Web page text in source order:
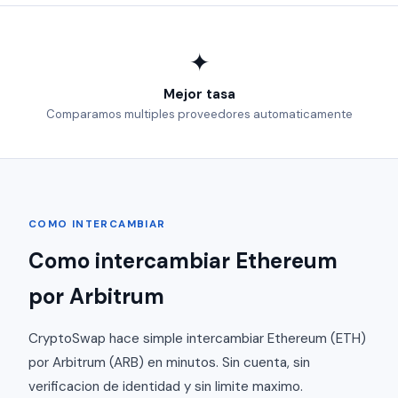
✦
Mejor tasa
Comparamos multiples proveedores automaticamente
COMO INTERCAMBIAR
Como intercambiar Ethereum
por Arbitrum
CryptoSwap hace simple intercambiar Ethereum (ETH)
por Arbitrum (ARB) en minutos. Sin cuenta, sin
verificacion de identidad y sin limite maximo.